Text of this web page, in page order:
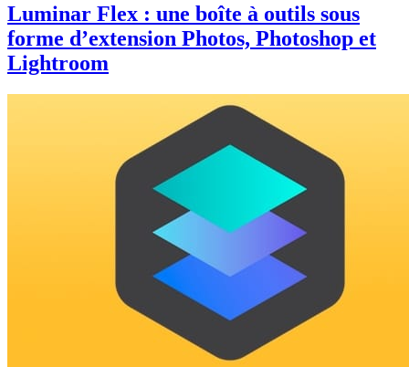
Luminar Flex : une boîte à outils sous
forme d’extension Photos, Photoshop et
Lightroom